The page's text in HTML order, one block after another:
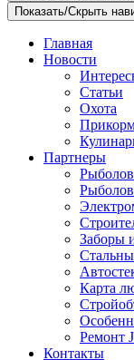
Показать/Скрыть
Главная
Новости
Статьи
Охота
Партнеры
Заборы
Карта
Ремонт
Контакты